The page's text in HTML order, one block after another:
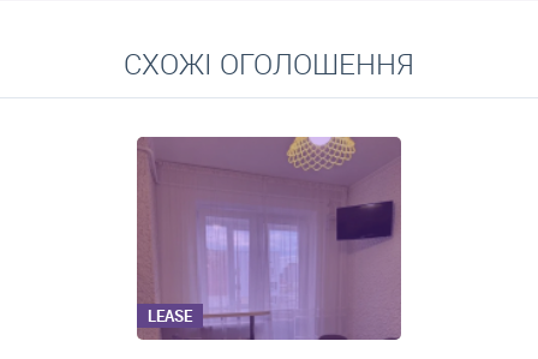
Average prices for long-term lease of apartments, private
residences, rooms
СХОЖІ ОГОЛОШЕННЯ
LEASE